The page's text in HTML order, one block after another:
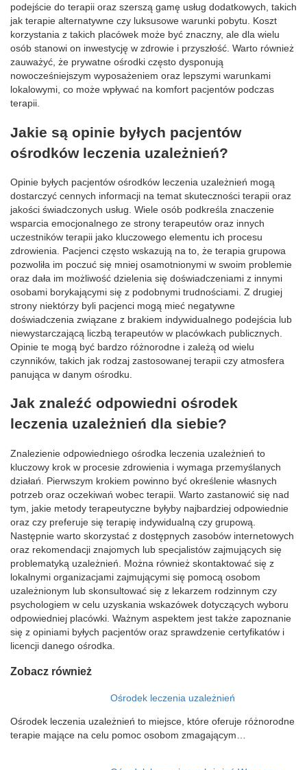
podejście do terapii oraz szerszą gamę usług dodatkowych, takich
jak terapie alternatywne czy luksusowe warunki pobytu. Koszt
korzystania z takich placówek może być znaczny, ale dla wielu
osób stanowi on inwestycję w zdrowie i przyszłość. Warto również
zauważyć, że prywatne ośrodki często dysponują
nowocześniejszym wyposażeniem oraz lepszymi warunkami
lokalowymi, co może wpływać na komfort pacjentów podczas
terapii.
Jakie są opinie byłych pacjentów
ośrodków leczenia uzależnień?
Opinie byłych pacjentów ośrodków leczenia uzależnień mogą
dostarczyć cennych informacji na temat skuteczności terapii oraz
jakości świadczonych usług. Wiele osób podkreśla znaczenie
wsparcia emocjonalnego ze strony terapeutów oraz innych
uczestników terapii jako kluczowego elementu ich procesu
zdrowienia. Pacjenci często wskazują na to, że terapia grupowa
pozwoliła im poczuć się mniej osamotnionymi w swoim problemie
oraz dała im możliwość dzielenia się doświadczeniami z innymi
osobami borykającymi się z podobnymi trudnościami. Z drugiej
strony niektórzy byli pacjenci mogą mieć negatywne
doświadczenia związane z brakiem indywidualnego podejścia lub
niewystarczającą liczbą terapeutów w placówkach publicznych.
Opinie te mogą być bardzo różnorodne i zależą od wielu
czynników, takich jak rodzaj zastosowanej terapii czy atmosfera
panująca w danym ośrodku.
Jak znaleźć odpowiedni ośrodek
leczenia uzależnień dla siebie?
Znalezienie odpowiedniego ośrodka leczenia uzależnień to
kluczowy krok w procesie zdrowienia i wymaga przemyślanych
działań. Pierwszym krokiem powinno być określenie własnych
potrzeb oraz oczekiwań wobec terapii. Warto zastanowić się nad
tym, jakie metody terapeutyczne byłyby najbardziej odpowiednie
oraz czy preferuje się terapię indywidualną czy grupową.
Następnie warto skorzystać z dostępnych zasobów internetowych
oraz rekomendacji znajomych lub specjalistów zajmujących się
problematyką uzależnień. Można również skontaktować się z
lokalnymi organizacjami zajmującymi się pomocą osobom
uzależnionym lub skonsultować się z lekarzem rodzinnym czy
psychologiem w celu uzyskania wskazówek dotyczących wyboru
odpowiedniej placówki. Ważnym aspektem jest także zapoznanie
się z opiniami byłych pacjentów oraz sprawdzenie certyfikatów i
licencji danego ośrodka.
Zobacz również
Ośrodek leczenia uzależnień
Ośrodek leczenia uzależnień to miejsce, które oferuje różnorodne
terapie mające na celu pomoc osobom zmagającym…